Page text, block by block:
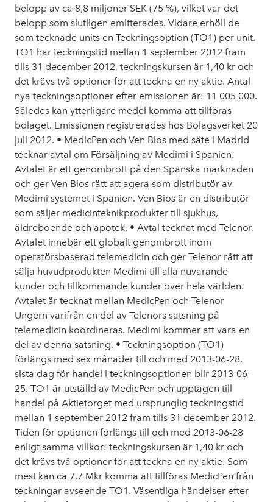
belopp av ca 8,8 miljoner SEK (75 %), vilket var det
belopp som slutligen emitterades. Vidare erhöll de
som tecknade units en Teckningsoption (TO1) per unit.
TO1 har teckningstid mellan 1 september 2012 fram
tills 31 december 2012, teckningskursen är 1,40 kr och
det krävs två optioner för att teckna en ny aktie. Antal
nya teckningsoptioner efter emissionen är: 11 005 000.
Således kan ytterligare medel komma att tillföras
bolaget. Emissionen registrerades hos Bolagsverket 20
juli 2012. • MedicPen och Ven Bios med säte i Madrid
tecknar avtal om Försäljning av Medimi i Spanien.
Avtalet är ett genombrott på den Spanska marknaden
och ger Ven Bios rätt att agera som distributör av
Medimi systemet i Spanien. Ven Bios är en distributör
som säljer medicinteknikprodukter till sjukhus,
äldreboende och apotek. • Avtal tecknat med Telenor.
Avtalet innebär ett globalt genombrott inom
operatörsbaserad telemedicin och ger Telenor rätt att
sälja huvudprodukten Medimi till alla nuvarande
kunder och tillkommande kunder över hela världen.
Avtalet är tecknat mellan MedicPen och Telenor
Ungern varifrån en del av Telenors satsning på
telemedicin koordineras. Medimi kommer att vara en
del av denna satsning. • Teckningsoption (TO1)
förlängs med sex månader till och med 2013-06-28,
sista dag för handel i teckningsoptionen blir 2013-06-
25. TO1 är utställd av MedicPen och upptagen till
handel på Aktietorget med ursprunglig teckningstid
mellan 1 september 2012 fram tills 31 december 2012.
Tiden för optionen förlängs till och med 2013-06-28
enligt samma villkor: teckningskursen är 1,40 kr och
det krävs två optioner för att teckna en ny aktie. Som
mest kan ca 7,7 Mkr komma att tillföras MedicPen från
teckningar avseende TO1. Väsentliga händelser efter